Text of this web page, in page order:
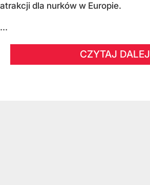
atrakcji dla nurków w Europie.
...
CZYTAJ DALEJ